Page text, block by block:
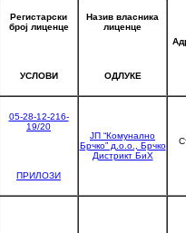
Регистарски
број лиценце
УСЛОВИ
Назив власника
лиценце
ОДЛУКЕ
05-28-12-216-
19/20
ПРИЛОЗИ
ЈП “Комунално
Брчко” д.о.о., Брчко
Дистрикт БиХ